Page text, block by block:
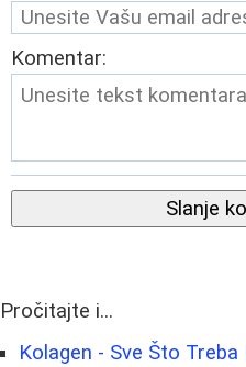
Komentar:
Slanje
Pročitajte i...
Kolagen - Sve Što